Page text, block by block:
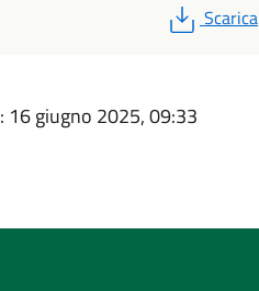
PDF
Scarica
: 16 giugno 2025, 09:33